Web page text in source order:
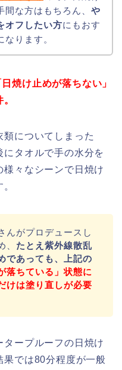
間な方はもちろん、 や
オフしたい方にもおす
ります。
日焼け止めが落ちない」
についてしまった
にタオルで手の水分を
々なシーンで日焼け
んがプロデュースし
、 たとえ紫外線散乱
であっても、上記の
落ちている」状態に
けは塗り直しが必要
ープルーフの日焼け
果では80分程度が一般